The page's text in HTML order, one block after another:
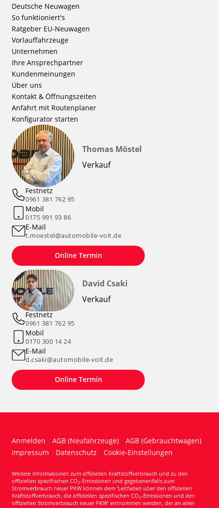
Deutsche Neuwagen
So funktioniert's
Ratgeber EU-Neuwagen
Vorlauffahrzeuge
Unternehmen
Ihre Ansprechpartner
Kundenmeinungen
Über uns
Kontakt & Öffnungszeiten
Anfahrt mit Routenplaner
Konfigurator starten
Thomas Möstel
Verkauf
Festnetz
0961 381 762 95
Mobil
0175 991 93 86
E-Mail
t.moestel@automobile-voit.de
Online Termin
David Csaki
Verkauf
Festnetz
0961 381 762 95
Mobil
0170 300 14 24
E-Mail
d.csaki@automobile-voit.de
Online Termin
Anmelden AGB (Neufahrzeuge)
AGB (Gebrauchtwagen)
Impressum
Datenschutz Cookie-Einstellungen
Weitere Informationen zum offiziellen Kraftstoffverbrauch und zu den
offiziellen spezifischen CO2-Emissionen und gegebenenfalls zum
Stromverbrauch neuer PKW können dem 'Leitfaden über den offiziellen
Kraftstoffverbrauch, die offiziellen spezifischen CO2-Emissionen und den
offiziellen Stromverbrauch neuer PKW' entnommen werden, der an allen